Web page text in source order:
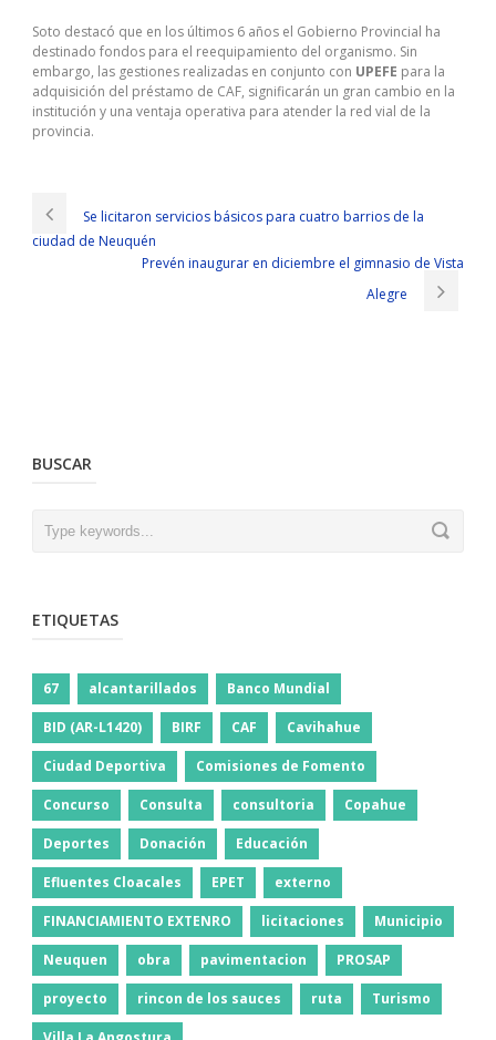
Soto destacó que en los últimos 6 años el Gobierno Provincial ha
destinado fondos para el reequipamiento del organismo. Sin
embargo, las gestiones realizadas en conjunto con UPEFE para la
adquisición del préstamo de CAF, significarán un gran cambio en la
institución y una ventaja operativa para atender la red vial de la
provincia.
Se licitaron servicios básicos para cuatro barrios de la
ciudad de Neuquén
Prevén inaugurar en diciembre el gimnasio de Vista
Alegre
BUSCAR
ETIQUETAS
67 alcantarillados Banco Mundial
BID (AR-L1420) BIRF CAF Cavihahue
Ciudad Deportiva Comisiones de Fomento
Concurso Consulta consultoria Copahue
Deportes Donación Educación
Efluentes Cloacales EPET externo
FINANCIAMIENTO EXTENRO licitaciones Municipio
Neuquen obra pavimentacion PROSAP
proyecto rincon de los sauces ruta Turismo